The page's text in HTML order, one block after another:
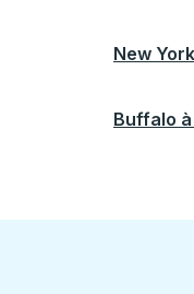
New York
Buffalo à